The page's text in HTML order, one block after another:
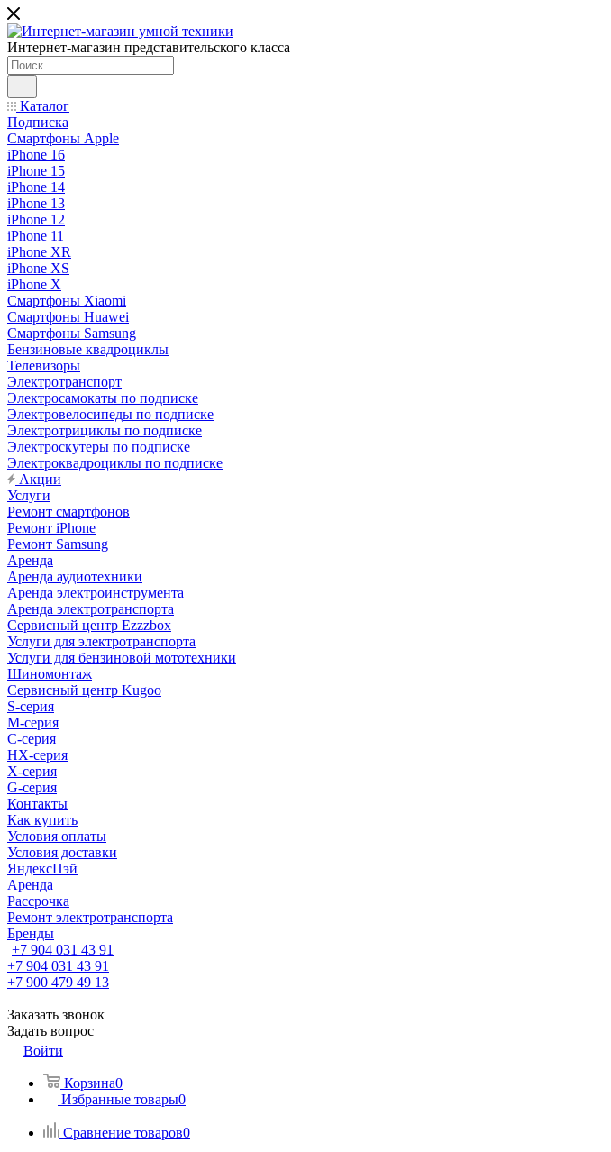
Интернет-магазин представительского класса
Каталог
Подписка
Смартфоны Apple
iPhone 16
iPhone 15
iPhone 14
iPhone 13
iPhone 12
iPhone 11
iPhone XR
iPhone XS
iPhone X
Смартфоны Xiaomi
Смартфоны Huawei
Смартфоны Samsung
Бензиновые квадроциклы
Телевизоры
Электротранспорт
Электросамокаты по подписке
Электровелосипеды по подписке
Электротрициклы по подписке
Электроскутеры по подписке
Электроквадроциклы по подписке
Акции
Услуги
Ремонт смартфонов
Ремонт iPhone
Ремонт Samsung
Аренда
Аренда аудиотехники
Аренда электроинструмента
Аренда электротранспорта
Сервисный центр Ezzzbox
Услуги для электротранспорта
Услуги для бензиновой мототехники
Шиномонтаж
Сервисный центр Kugoo
S-cерия
M-серия
С-серия
HX-серия
X-серия
G-серия
Контакты
Как купить
Условия оплаты
Условия доставки
ЯндексПэй
Аренда
Рассрочка
Ремонт электротранспорта
Бренды
+7 904 031 43 91
+7 904 031 43 91
+7 900 479 49 13
Заказать звонок
Задать вопрос
Войти
Корзина0
Избранные товары0
Сравнение товаров0